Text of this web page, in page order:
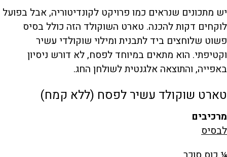
יש מתכונים שנראים כמו פרויקט לקונדיטוריה, אבל בפועל
לוקחים דקות להכנה. טארט השוקולד הזה כולל בסיס
פשוט שלוחצים ביד לתבנית ומילוי שוקולדי עשיר
וקטיפתי. הוא מתאים במיוחד לפסח, לא דורש ניסיון
באפייה, והתוצאה אלגנטית לשולחן החג.
טארט שוקולד עשיר לפסח (ללא קמח)
מרכיבים
לבסיס